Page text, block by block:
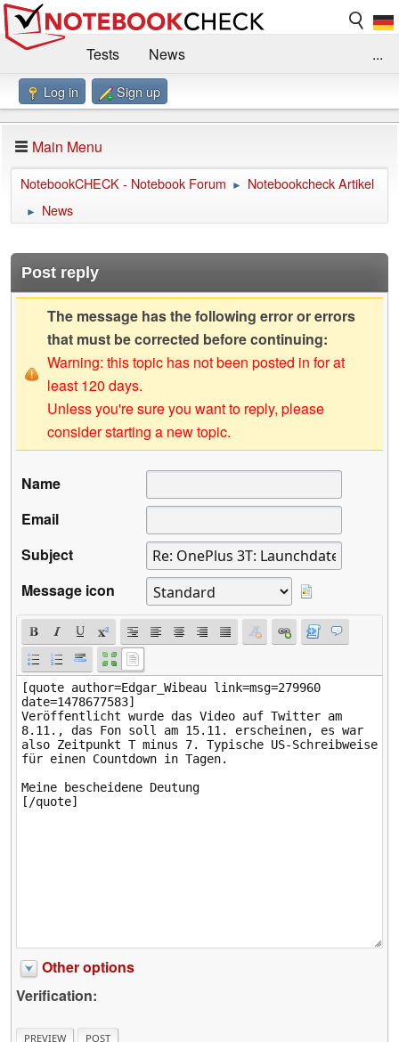
Tests
News
Benchmarks / Technik
Forum
Impressum
...
Log in Sign up
Main Menu
NotebookCHECK - Notebook Forum ► Notebookcheck Artikel
► News
Post reply
The message has the following error or errors
that must be corrected before continuing:
Warning: this topic has not been posted in for at
least 120 days.
Unless you're sure you want to reply, please
consider starting a new topic.
Name
Email
Subject
Message icon
Other options
Verification: